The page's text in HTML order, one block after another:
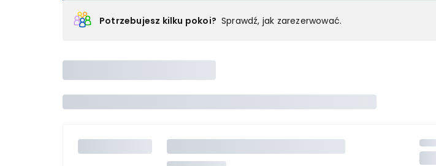
Potrzebujesz kilku pokoi? Sprawdź, jak zarezerwować.
Wybierz jedną z ofert z listy i zarezerwuj ją. Zrób oddzielne rezerwacje dla każdego kolejnego pokoju
lubskontaktuj się z nami,by złożyć zamówienie u naszego doradcy.
Maksymalna liczba uczestników